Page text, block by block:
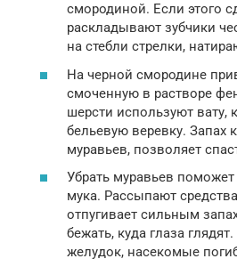
смородиной. Если этого
раскладывают зубчики
на стебли стрелки,
На черной смородине
смоченную в растворе
шерсти используют вату,
бельевую веревку. Запах
муравьев, позволяет
Убрать муравьев поможет
мука. Рассыпают
отпугивает сильным
бежать, куда глаза
желудок, насекомые